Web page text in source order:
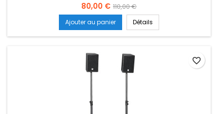
Prix
80,00 € Prix
base
110,00 €
Ajouter au panier Détails
favorite_border